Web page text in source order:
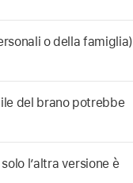
o della famiglia)
del brano potrebbe
l’altra versione è